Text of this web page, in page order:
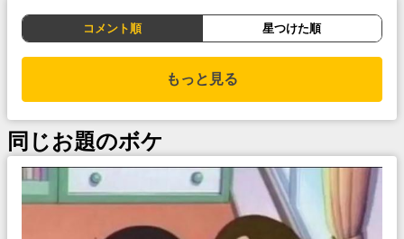
コメント順 星つけた順
もっと見る
同じお題のボケ